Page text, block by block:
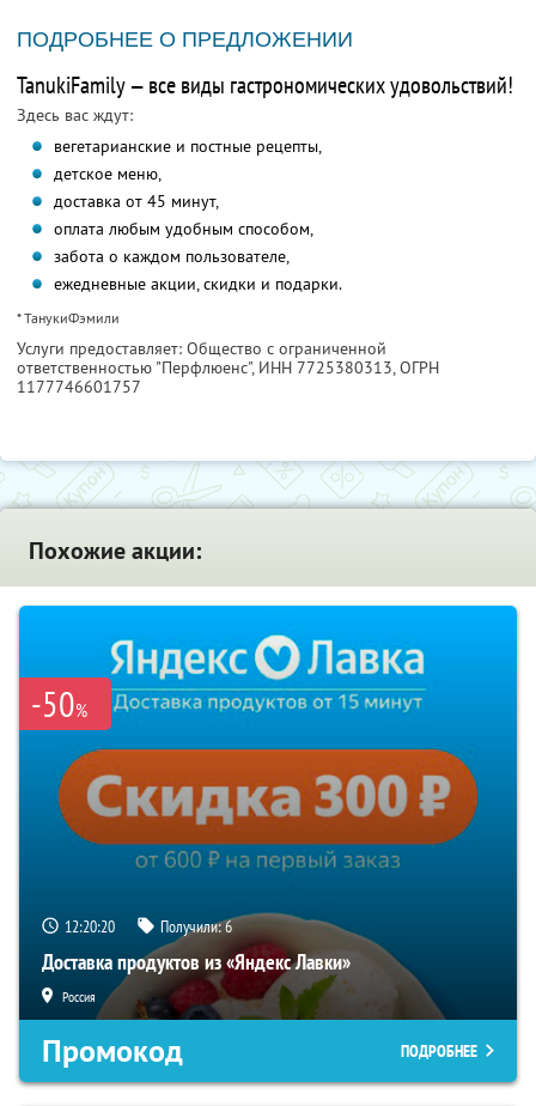
ПОДРОБНЕЕ О ПРЕДЛОЖЕНИИ
TanukiFamily — все виды гастрономических удовольствий!
Здесь вас ждут:
вегетарианские и постные рецепты,
детское меню,
доставка от 45 минут,
оплата любым удобным способом,
забота о каждом пользователе,
ежедневные акции, скидки и подарки.
* ТанукиФэмили
Услуги предоставляет: Общество с ограниченной
ответственностью "Перфлюенс", ИНН 7725380313, ОГРН
1177746601757
Похожие акции:
-50%
12:20:19 Получили:6
Доставка продуктов из «Яндекс Лавки»
Россия
Промокод ПОДРОБНЕЕ